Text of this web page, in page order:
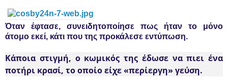
Όταν έφτασε, συνειδητοποίησε πως ήταν το μόνο
άτομο εκεί, κάτι που της προκάλεσε εντύπωση.
Κάποια στιγμή, ο κωμικός της έδωσε να πιει ένα
ποτήρι κρασί, το οποίο είχε «περίεργη» γεύση.